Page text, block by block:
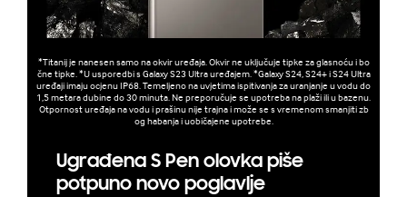
*Titanij je nanesen samo na okvir uređaja. Okvir ne uključuje tipke za glasnoću i bo
čne tipke. *U usporedbi s Galaxy S23 Ultra uređajem. *Galaxy S24, S24+ i S24 Ultra
uređaji imaju ocjenu IP68. Temeljeno na uvjetima ispitivanja za uranjanje u vodu do
1,5 metara dubine do 30 minuta. Ne preporučuje se upotreba na plaži ili u bazenu.
Otpornost uređaja na vodu i prašinu nije trajna i može se s vremenom smanjiti zb
og habanja i uobičajene upotrebe.
Ugrađena S Pen olovka piše
potpuno novo poglavlje